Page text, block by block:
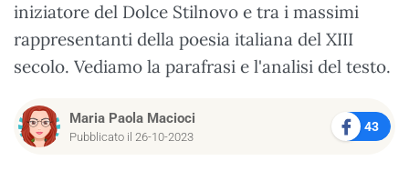
iniziatore del Dolce Stilnovo e tra i massimi
rappresentanti della poesia italiana del XIII
secolo. Vediamo la parafrasi e l'analisi del testo.
Maria Paola Macioci
Pubblicato il 26-10-2023
43